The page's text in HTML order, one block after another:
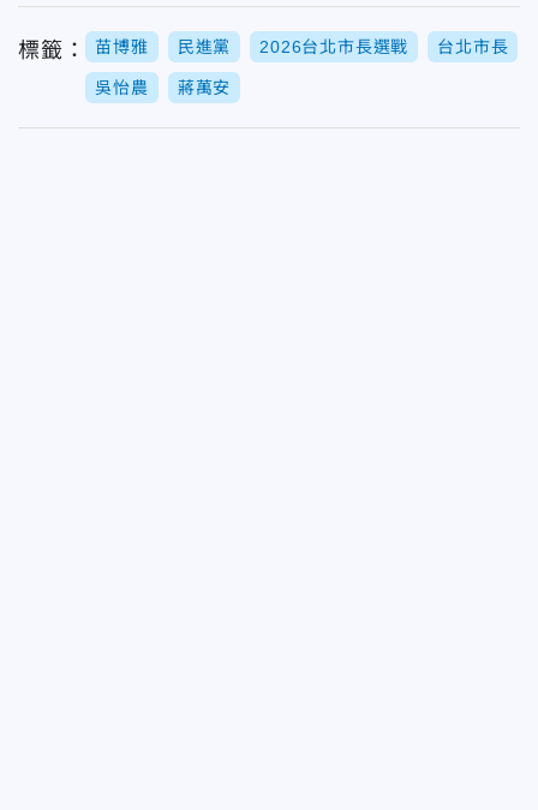
標籤： 苗博雅 民進黨 2026台北市長選戰 台北市長
吳怡農 蔣萬安